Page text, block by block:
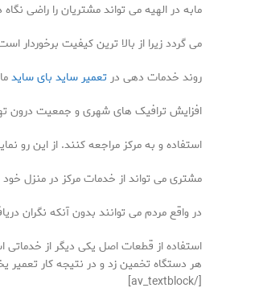
مابه در الهیه می تواند مشتریان را راضی
می گردد زیرا از بالا ترین کیفیت برخوردار
روند خدمات دهی درتعمیر ساید بای ساید
افزایش ترافیک های شهری و جمعیت درون
استفاده و به مرکز مراجعه کنند. از این رو
مشتری می تواند از خدمات مرکز در منزل
در واقع مردم می توانند بدون آنکه نگران
استفاده از قطعات اصل یکی دیگر از خدماتی
هر دستگاه تخمین زد و در نتیجه کار تعمیر
[/av_textblock]